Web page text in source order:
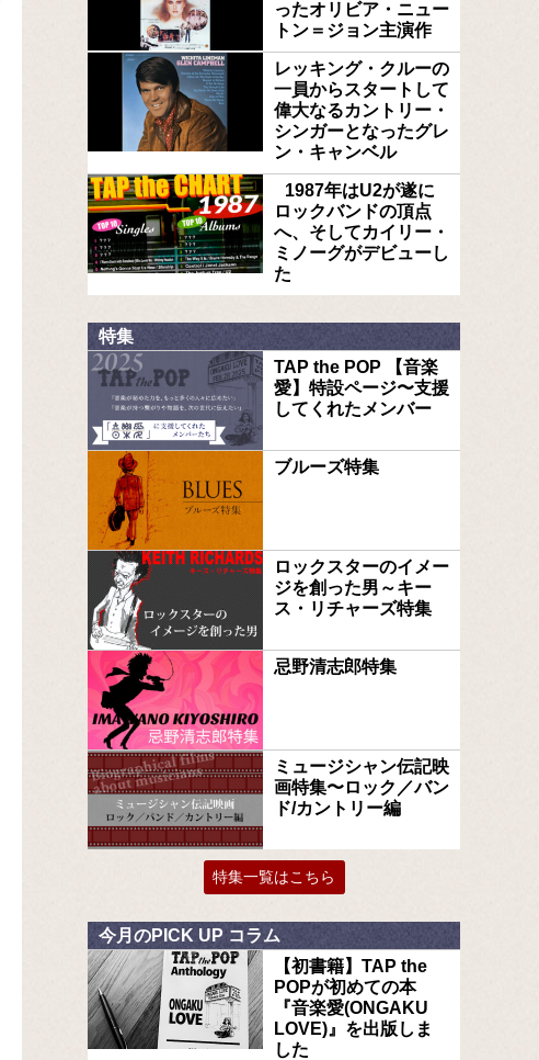
ったオリビア・ニュー
トン＝ジョン主演作
レッキング・クルーの
一員からスタートして
偉大なるカントリー・
シンガーとなったグレ
ン・キャンベル
1987年はU2が遂に
ロックバンドの頂点
へ、そしてカイリー・
ミノーグがデビューし
た
特集
TAP the POP 【音楽
愛】特設ページ〜支援
してくれたメンバー
ブルーズ特集
ロックスターのイメー
ジを創った男～キー
ス・リチャーズ特集
忌野清志郎特集
ミュージシャン伝記映
画特集〜ロック／バン
ド/カントリー編
特集一覧はこちら
今月のPICK UP コラム
【初書籍】TAP the
POPが初めての本
『音楽愛(ONGAKU
LOVE)』を出版しま
した